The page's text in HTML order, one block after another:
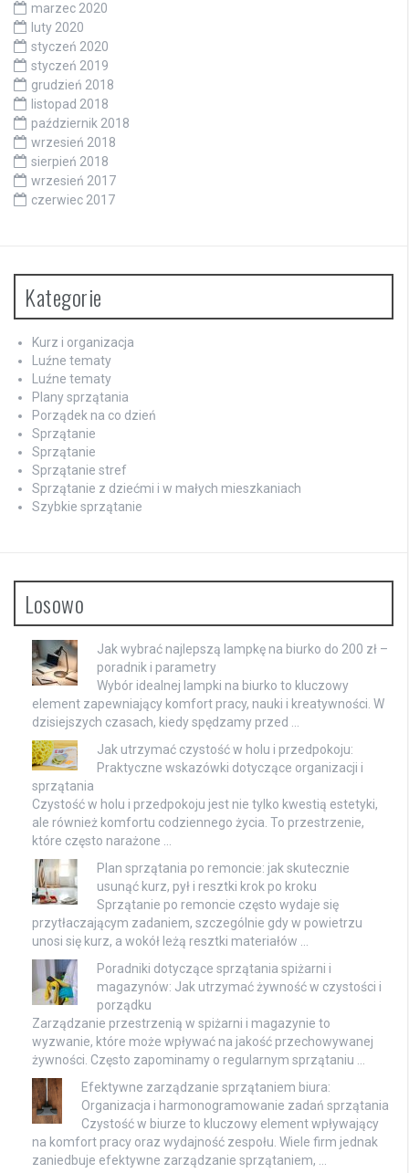
marzec 2020
luty 2020
styczeń 2020
styczeń 2019
grudzień 2018
listopad 2018
październik 2018
wrzesień 2018
sierpień 2018
wrzesień 2017
czerwiec 2017
Kategorie
Kurz i organizacja
Luźne tematy
Luźne tematy
Plany sprzątania
Porządek na co dzień
Sprzątanie
Sprzątanie
Sprzątanie stref
Sprzątanie z dziećmi i w małych mieszkaniach
Szybkie sprzątanie
Losowo
Jak wybrać najlepszą lampkę na biurko do 200 zł –
poradnik i parametry
Wybór idealnej lampki na biurko to kluczowy
element zapewniający komfort pracy, nauki i kreatywności. W
dzisiejszych czasach, kiedy spędzamy przed …
Jak utrzymać czystość w holu i przedpokoju:
Praktyczne wskazówki dotyczące organizacji i
sprzątania
Czystość w holu i przedpokoju jest nie tylko kwestią estetyki,
ale również komfortu codziennego życia. To przestrzenie,
które często narażone …
Plan sprzątania po remoncie: jak skutecznie
usunąć kurz, pył i resztki krok po kroku
Sprzątanie po remoncie często wydaje się
przytłaczającym zadaniem, szczególnie gdy w powietrzu
unosi się kurz, a wokół leżą resztki materiałów …
Poradniki dotyczące sprzątania spiżarni i
magazynów: Jak utrzymać żywność w czystości i
porządku
Zarządzanie przestrzenią w spiżarni i magazynie to
wyzwanie, które może wpływać na jakość przechowywanej
żywności. Często zapominamy o regularnym sprzątaniu …
Efektywne zarządzanie sprzątaniem biura:
Organizacja i harmonogramowanie zadań sprzątania
Czystość w biurze to kluczowy element wpływający
na komfort pracy oraz wydajność zespołu. Wiele firm jednak
zaniedbuje efektywne zarządzanie sprzątaniem, …